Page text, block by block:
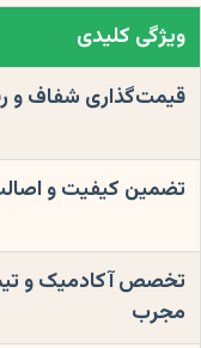
ویژگی کلیدی
قیمت‌گذاری شفاف و
تضمین کیفیت و
تخصص آکادمیک و
مجرب